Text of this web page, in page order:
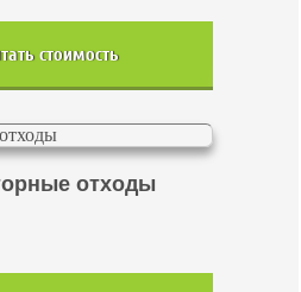
стоимость
отходы